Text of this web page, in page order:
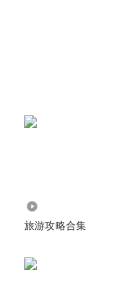
旅游攻略合集